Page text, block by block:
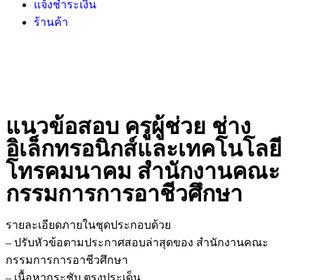
แจ้งชำระเงิน
ร้านค้า
แนวข้อสอบ ครูผู้ช่วย ช่าง
อิเล็กทรอนิกส์และเทคโนโลยี
โทรคมนาคม สำนักงานคณะ
กรรมการการอาชีวศึกษา
รายละเอียดภายในชุดประกอบด้วย
– ปรับหัวข้อตามประกาศสอบล่าสุดของ สำนักงานคณะ
กรรมการการอาชีวศึกษา
– เนื้อหากระชับ ตรงประเด็น